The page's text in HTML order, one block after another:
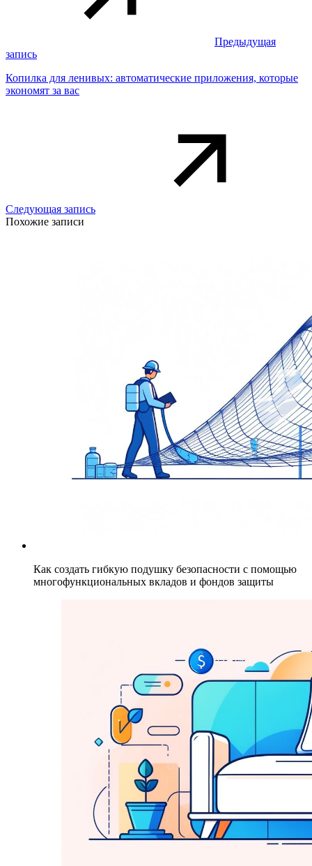
Предыдущая
запись
Копилка для ленивых: автоматические приложения, которые
экономят за вас
Следующая запись
Похожие записи
Как создать гибкую подушку безопасности с помощью
многофункциональных вкладов и фондов защиты